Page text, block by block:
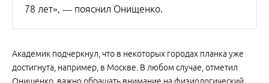
78 лет», — пояснил Онищенко.
Академик подчеркнул, что в некоторых городах планка уже
достигнута, например, в Москве. В любом случае, отметил